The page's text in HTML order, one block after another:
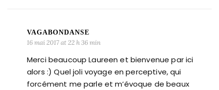
VAGABONDANSE
16 mai 2017 at 22 h 36 min
Merci beaucoup Laureen et bienvenue par ici
alors :) Quel joli voyage en perceptive, qui
forcément me parle et m’évoque de beaux